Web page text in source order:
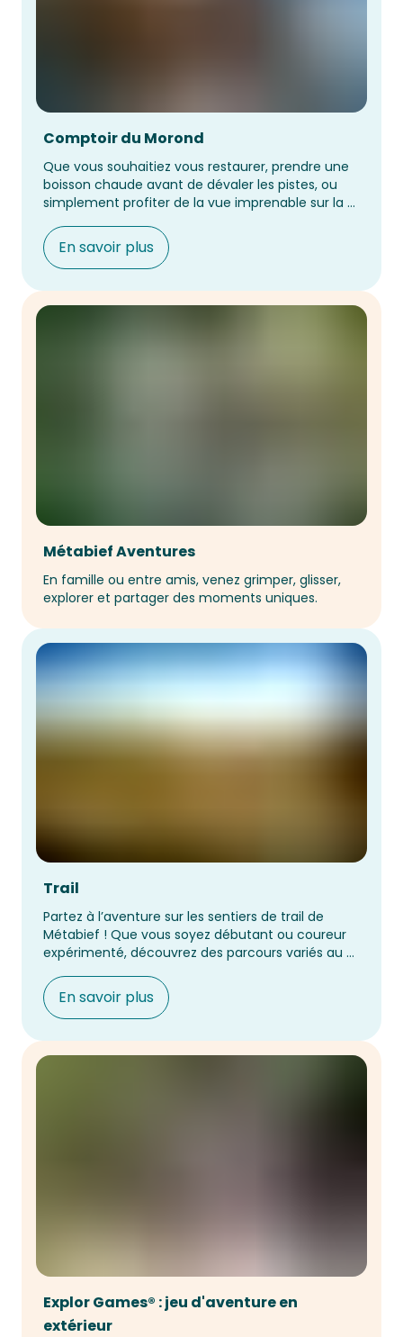
Comptoir du Morond
Que vous souhaitiez vous restaurer, prendre une
boisson chaude avant de dévaler les pistes, ou
simplement profiter de la vue imprenable sur la
En savoir plus
Métabief Aventures
En famille ou entre amis, venez grimper, glisser,
explorer et partager des moments uniques.
Trail
Partez à l’aventure sur les sentiers de trail de
Métabief ! Que vous soyez débutant ou coureur
expérimenté, découvrez des parcours variés au
prairies et panoramas spectaculaires.
En savoir plus
Explor Games® : jeu d'aventure en
extérieur